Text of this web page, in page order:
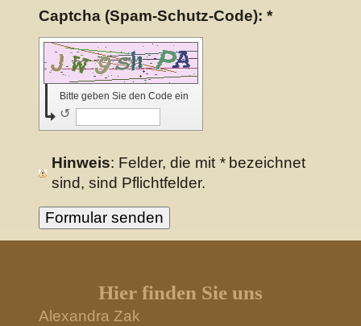
Captcha (Spam-Schutz-Code): *
Bitte geben Sie den Code ein
↺
Hinweis : Felder, die mit *bezeichnet
sind, sind Pflichtfelder.
Hier finden Sie uns
Alexandra Zak